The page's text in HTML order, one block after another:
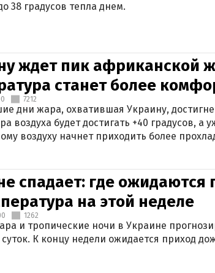
38 градусов тепла днем.
ждет пик африканской
станет более
7212
дни жара, охватившая Украину,
воздуха будет достигать +40 градусов, а
воздуху начнет приходить более
спадает: где ожидаются
на этой неделе
1262
и тропические ночи в Украине
суток. К концу недели ожидается приход